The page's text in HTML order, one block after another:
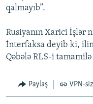
İNFOQRAFIKA
KARIKATURA
AZƏRBAYCAN ƏDƏBIYYATI
İSLAM VƏ DEMOKRATIYA
HAQQIMIZDA
MISSIYAMIZ
PEŞƏ ETIKASI VƏ
AZADLIQRADIOSU MOBIL
BIZI IZLƏ
RFE/RL-in bütün
qalmayıb”.
Rusiyanın Xarici İşlər
İnterfaksa deyib ki,
Qəbələ RLS-i tamamilə
Paylaş VPN-